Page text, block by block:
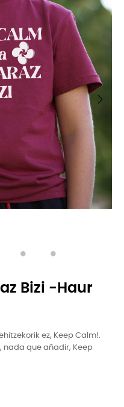
Bizi -Haur
ez, Keep Calm!.
nada que añadir, Keep